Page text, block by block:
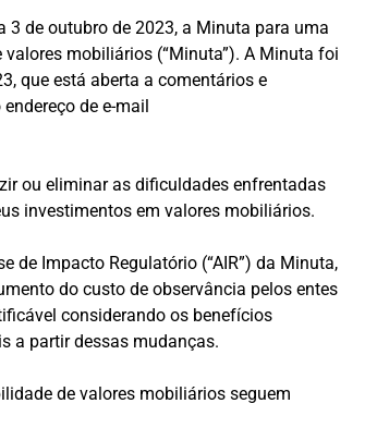
3 de outubro de 2023, a Minuta para uma
mobiliários (“Minuta”). A Minuta foi
que está aberta a comentários e
de e-mail
ou eliminar as dificuldades enfrentadas
investimentos em valores mobiliários.
de Impacto Regulatório (“AIR”) da Minuta,
do custo de observância pelos entes
considerando os benefícios
a partir dessas mudanças.
de valores mobiliários seguem